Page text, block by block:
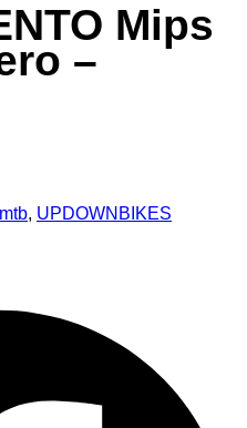
Mips
–
mtb, UPDOWNBIKES